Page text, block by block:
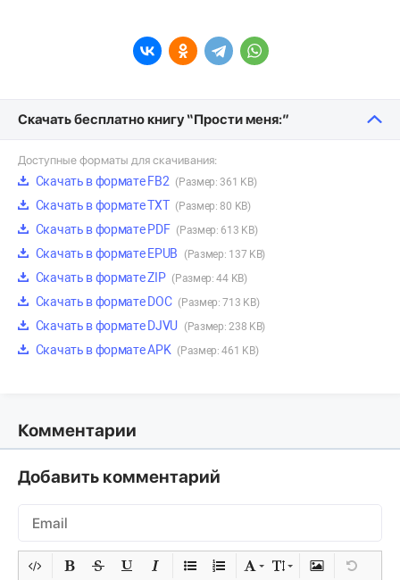
Скачать бесплатно книгу “Прости меня:”
Доступные форматы для скачивания:
Скачать в формате FB2 (Размер: 361 KB)
Скачать в формате TXT (Размер: 80 KB)
Скачать в формате PDF (Размер: 613 KB)
Скачать в формате EPUB (Размер: 137 KB)
Скачать в формате ZIP (Размер: 44 KB)
Скачать в формате DOC (Размер: 713 KB)
Скачать в формате DJVU (Размер: 238 KB)
Скачать в формате APK (Размер: 461 KB)
Комментарии
Добавить комментарий